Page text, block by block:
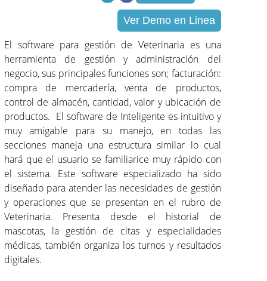
Ver Demo en Linea
El software para gestión de Veterinaria es una
herramienta de gestión y administración del
negocio, sus principales funciones son; facturación:
compra de mercadería, venta de productos,
control de almacén, cantidad, valor y ubicación de
productos. El software de Inteligente es intuitivo y
muy amigable para su manejo, en todas las
secciones maneja una estructura similar lo cual
hará que el usuario se familiarice muy rápido con
el sistema. Este software especializado ha sido
diseñado para atender las necesidades de gestión
y operaciones que se presentan en el rubro de
Veterinaria. Presenta desde el historial de
mascotas, la gestión de citas y especialidades
médicas, también organiza los turnos y resultados
digitales.